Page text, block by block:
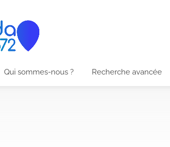
Qui sommes-nous ? Recherche avancée